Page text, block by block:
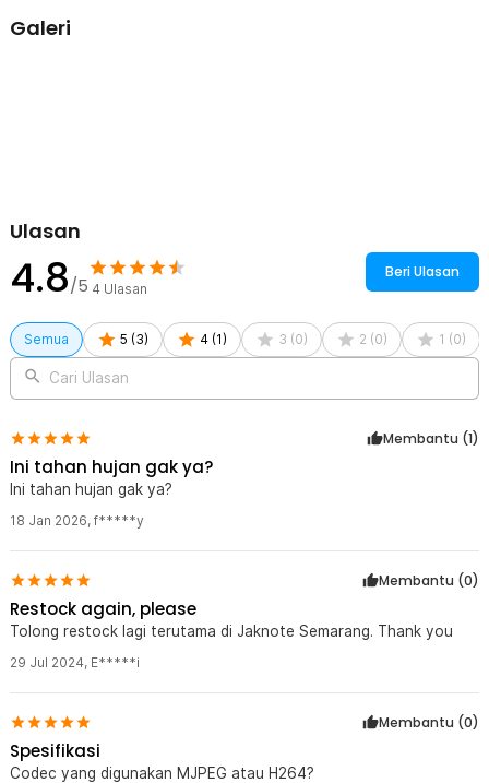
secara wireless untuk mempermudah proses pemantauan. Koneksi
1 x Kabel Micro USB
1 x Panduan Penggunaan
Galeri
Ulasan
4.8/5 4 Ulasan
Beri Ulasan
Semua 5 (3) 4 (1) 3 (0) 2 (0) 1 (0)
Cari Ulasan
Membantu (1)
Ini tahan hujan gak ya?
Ini tahan hujan gak ya?
18 Jan 2026, f*****y
Membantu (0)
Restock again, please
Tolong restock lagi terutama di Jaknote Semarang. Thank you
29 Jul 2024, E*****i
Membantu (0)
Spesifikasi
Codec yang digunakan MJPEG atau H264?